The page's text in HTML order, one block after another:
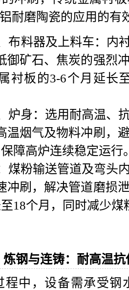
耐磨陶瓷的应用的有
布料器及上料车：内
御矿石、焦炭的强烈
衬板的3-6个月延长
炉身：选用耐高温、
温烟气及物料冲刷，
障高炉连续稳定运行
煤粉输送管道及弯头
冲刷，解决管道磨损
18个月，同时减少
炼钢与连铸：耐高温
程中，设备需承受钢